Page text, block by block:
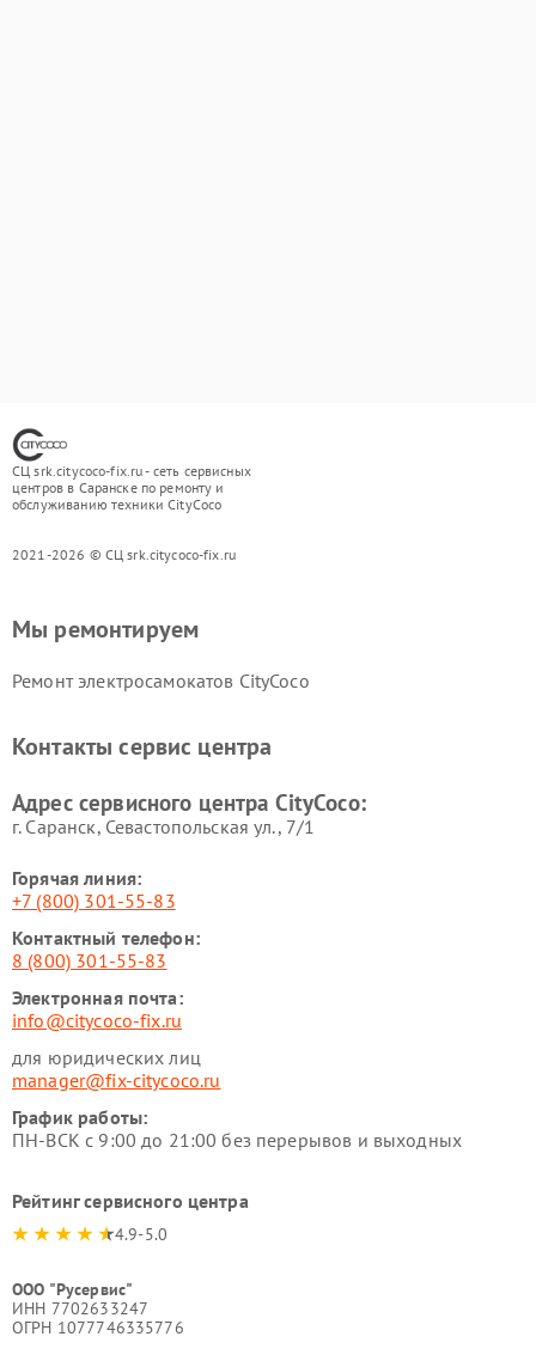
СЦ srk.citycoco-fix.ru - сеть сервисных
центров в Саранске по ремонту и
обслуживанию техники CityCoco
2021-2026 © СЦ srk.citycoco-fix.ru
Мы ремонтируем
Ремонт электросамокатов CityCoco
Контакты сервис центра
Адрес сервисного центра CityCoco:
г. Саранск, Севастопольская ул., 7/1
Горячая линия:
+7 (800) 301-55-83
Контактный телефон:
8 (800) 301-55-83
Электронная почта:
info@citycoco-fix.ru
для юридических лиц
manager@fix-citycoco.ru
График работы:
ПН-ВСК с 9:00 до 21:00 без перерывов и выходных
Рейтинг сервисного центра
4.9-5.0
ООО "Русервис"
ИНН 7702633247
ОГРН 1077746335776